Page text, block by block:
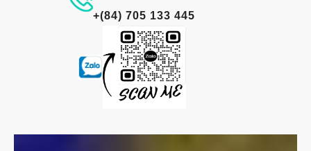
+(84) 705 133 445